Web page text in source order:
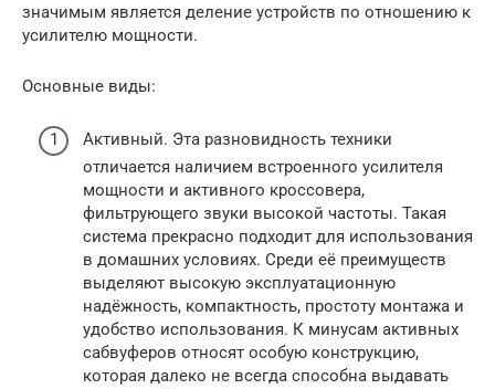
значимым является деление устройств по отношению к
усилителю мощности.
Основные виды:
Активный. Эта разновидность техники
отличается наличием встроенного усилителя
мощности и активного кроссовера,
фильтрующего звуки высокой частоты. Такая
система прекрасно подходит для использования
в домашних условиях. Среди её преимуществ
выделяют высокую эксплуатационную
надёжность, компактность, простоту монтажа и
удобство использования. К минусам активных
сабвуферов относят особую конструкцию,
которая далеко не всегда способна выдавать